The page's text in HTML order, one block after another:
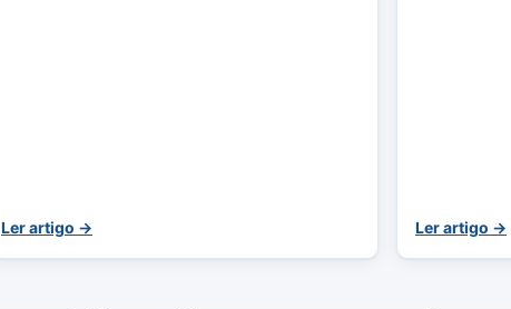
Ler artigo → Ler artigo →